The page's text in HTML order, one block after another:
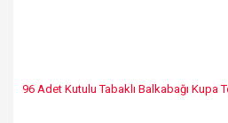
96 Adet Kutulu Tabaklı Balkabağı Kupa